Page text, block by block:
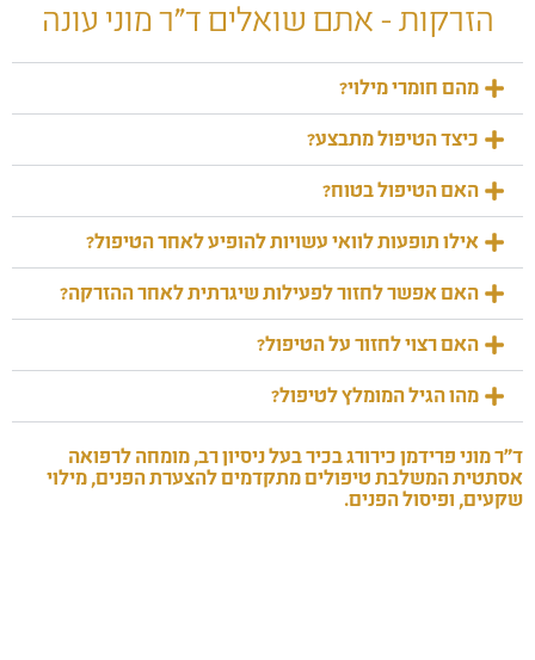
הזרקות - אתם שואלים ד"ר מוני עונה
מהם חומרי מילוי?
כיצד הטיפול מתבצע?
האם הטיפול בטוח?
אילו תופעות לוואי עשויות להופיע לאחר הטיפול?
האם אפשר לחזור לפעילות שיגרתית לאחר ההזרקה?
האם רצוי לחזור על הטיפול?
מהו הגיל המומלץ לטיפול?
ד"ר מוני פרידמן כירורג בכיר בעל ניסיון רב, מומחה לרפואה
אסתטית המשלבת טיפולים מתקדמים להצערת הפנים, מילוי
שקעים, ופיסול הפנים.